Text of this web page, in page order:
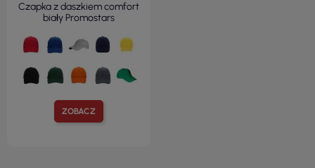
ZOBACZ
Czapka z daszkiem comfort
biały Promostars